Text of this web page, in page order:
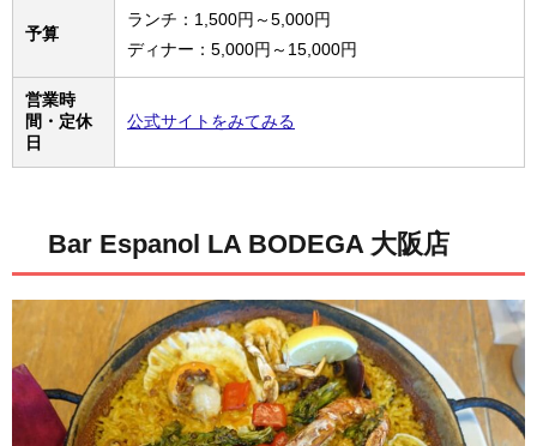
予算
ランチ：1,500円～5,000円
ディナー：5,000円～15,000円
営業時
間・定休
日
公式サイトをみてみる
Bar Espanol LA BODEGA 大阪店